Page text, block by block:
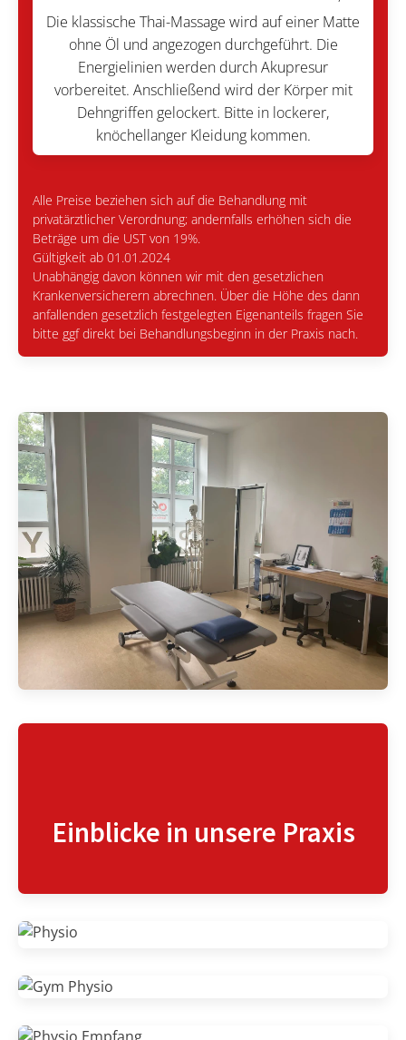
Die klassische Thai-Massage wird auf einer Matte
ohne Öl und angezogen durchgeführt. Die
Energielinien werden durch Akupresur
vorbereitet. Anschließend wird der Körper mit
Dehngriffen gelockert. Bitte in lockerer,
knöchellanger Kleidung kommen.
Alle Preise beziehen sich auf die Behandlung mit
privatärztlicher Verordnung; andernfalls erhöhen sich die
Beträge um die UST von 19%.
Gültigkeit ab 01.01.2024
Unabhängig davon können wir mit den gesetzlichen
Krankenversicherern abrechnen. Über die Höhe des dann
anfallenden gesetzlich festgelegten Eigenanteils fragen Sie
bitte ggf direkt bei Behandlungsbeginn in der Praxis nach.
Einblicke in unsere Praxis